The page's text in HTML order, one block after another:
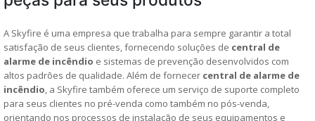
A Skyfire é uma empresa que trabalha para sempre garantir a total
satisfação de seus clientes, fornecendo soluções de central de
alarme de incêndio e sistemas de prevenção desenvolvidos com
altos padrões de qualidade. Além de fornecer central de alarme de
incêndio, a Skyfire também oferece um serviço de suporte completo
para seus clientes no pré-venda como também no pós-venda,
orientando nos processos de instalação de seus equipamentos e